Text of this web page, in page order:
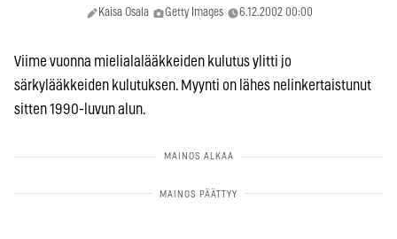
Kaisa Osala Getty Images 6.12.2002 00:00
Viime vuonna mielialalääkkeiden kulutus ylitti jo
särkylääkkeiden kulutuksen. Myynti on lähes nelinkertaistunut
sitten 1990-luvun alun.